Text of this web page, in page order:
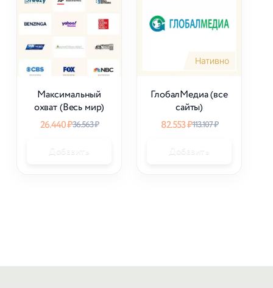
Максимальный
охват (Весь мир)
36.563₽
26.440₽
Добавить
Нативно
ГлобалМедиа (все
сайты)
113.107₽
82.553₽
Добавить